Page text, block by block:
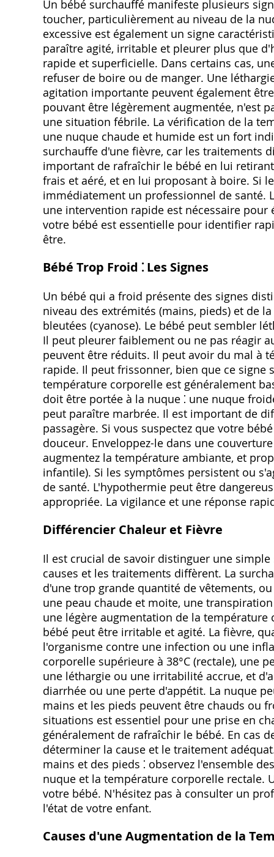
Un bébé surchauffé manifeste plusieurs
toucher, particulièrement au niveau de la
excessive est également un signe
paraître agité, irritable et pleurer plus que
rapide et superficielle. Dans certains cas,
refuser de boire ou de manger. Une
agitation importante peuvent également
pouvant être légèrement augmentée, n'est
une situation fébrile. La vérification de la
une nuque chaude et humide est un fort
surchauffe d'une fièvre, car les traitements
important de rafraîchir le bébé en lui
frais et aéré, et en lui proposant à boire. Si
immédiatement un professionnel de santé.
une intervention rapide est nécessaire
votre bébé est essentielle pour identifier
être.
Bébé Trop Froid ⁚ Les Signes
Un bébé qui a froid présente des signes
niveau des extrémités (mains, pieds) et de
bleutées (cyanose). Le bébé peut sembler
Il peut pleurer faiblement ou ne pas réagir
peuvent être réduits. Il peut avoir du mal à
rapide. Il peut frissonner, bien que ce signe
température corporelle est généralement
doit être portée à la nuque ⁚ une nuque
peut paraître marbrée. Il est important de
passagère. Si vous suspectez que votre
douceur. Enveloppez-le dans une
augmentez la température ambiante, et
infantile). Si les symptômes persistent ou
de santé. L'hypothermie peut être
appropriée. La vigilance et une réponse
Différencier Chaleur et Fièvre
Il est crucial de savoir distinguer une
causes et les traitements diffèrent. La
d'une trop grande quantité de vêtements,
une peau chaude et moite, une
une légère augmentation de la température
bébé peut être irritable et agité. La fièvre,
l'organisme contre une infection ou une
corporelle supérieure à 38°C (rectale), une
une léthargie ou une irritabilité accrue, et
diarrhée ou une perte d'appétit. La nuque
mains et les pieds peuvent être chauds ou
situations est essentiel pour une prise en
généralement de rafraîchir le bébé. En cas
déterminer la cause et le traitement
mains et des pieds ⁚ observez l'ensemble
nuque et la température corporelle rectale.
votre bébé. N'hésitez pas à consulter un
l'état de votre enfant.
Causes d'une Augmentation de la